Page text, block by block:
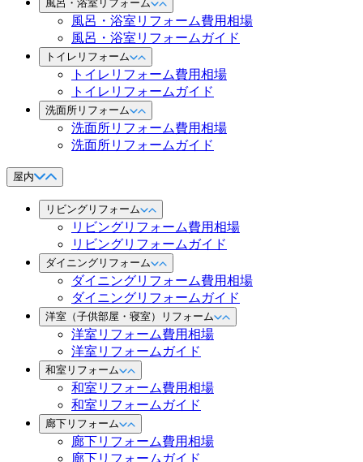
風呂・浴室リフォーム
風呂・浴室リフォーム費用相場
風呂・浴室リフォームガイド
トイレリフォーム
トイレリフォーム費用相場
トイレリフォームガイド
洗面所リフォーム
洗面所リフォーム費用相場
洗面所リフォームガイド
屋内
リビングリフォーム
リビングリフォーム費用相場
リビングリフォームガイド
ダイニングリフォーム
ダイニングリフォーム費用相場
ダイニングリフォームガイド
洋室（子供部屋・寝室）リフォーム
洋室リフォーム費用相場
洋室リフォームガイド
和室リフォーム
和室リフォーム費用相場
和室リフォームガイド
廊下リフォーム
廊下リフォーム費用相場
廊下リフォームガイド